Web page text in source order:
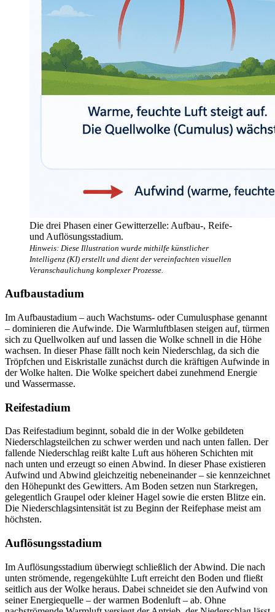
Die drei Phasen einer Gewitterzelle: Aufbau-, Reife-
und Auflösungsstadium.
Hinweis: Diese Illustration wurde mithilfe künstlicher
Intelligenz (KI) erstellt und dient der vereinfachten visuellen
Veranschaulichung komplexer Prozesse.
Aufbaustadium
Im Aufbaustadium – auch Wachstums- oder Cumulusphase genannt
– dominieren die Aufwinde. Die Warmluftblasen steigen auf, türmen
sich zu Quellwolken auf und lassen die Wolke schnell in die Höhe
wachsen. In dieser Phase fällt noch kein Niederschlag, da sich die
Tröpfchen und Eiskristalle zunächst durch die kräftigen Aufwinde in
der Wolke halten. Die Wolke speichert dabei zunehmend Energie
und Wassermasse.
Reifestadium
Das Reifestadium beginnt, sobald die in der Wolke gebildeten
Niederschlagsteilchen zu schwer werden und nach unten fallen. Der
fallende Niederschlag reißt kalte Luft aus höheren Schichten mit
nach unten und erzeugt so einen Abwind. In dieser Phase existieren
Aufwind und Abwind gleichzeitig nebeneinander – sie kennzeichnet
den Höhepunkt des Gewitters. Am Boden setzen nun Starkregen,
gelegentlich Graupel oder kleiner Hagel sowie die ersten Blitze ein.
Die Niederschlagsintensität ist zu Beginn der Reifephase meist am
höchsten.
Auflösungsstadium
Im Auflösungsstadium überwiegt schließlich der Abwind. Die nach
unten strömende, regengekühlte Luft erreicht den Boden und fließt
seitlich aus der Wolke heraus. Dabei schneidet sie den Aufwind von
seiner Energiequelle – der warmen Bodenluft – ab. Ohne